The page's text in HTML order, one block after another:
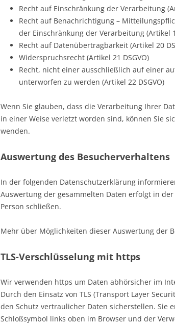
Recht auf Einschränkung der Verarbeitung
Recht auf Benachrichtigung –
der Einschränkung der Verarbeitung (Artikel
Recht auf Datenübertragbarkeit (Artikel 20
Widerspruchsrecht (Artikel 21 DSGVO)
Recht, nicht einer ausschließlich auf einer
unterworfen zu werden (Artikel 22 DSGVO)
Wenn Sie glauben, dass die Verarbeitung Ihrer
in einer Weise verletzt worden sind, können Sie
wenden.
Auswertung des Besucherverhaltens
In der folgenden Datenschutzerklärung
Auswertung der gesammelten Daten erfolgt in
Person schließen.
Mehr über Möglichkeiten dieser Auswertung der
TLS-Verschlüsselung mit https
Wir verwenden https um Daten abhörsicher im
Durch den Einsatz von TLS (Transport Layer
den Schutz vertraulicher Daten sicherstellen. Sie
Schloßsymbol links oben im Browser und der